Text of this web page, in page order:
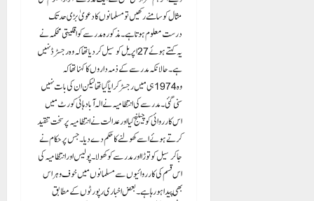
مثال کو سامنے رکھیں تو مسلمانوں کا دعویٰ بڑی حد تک
درست معلوم ہوتا ہے۔ مذکورہ مدرسے کو اقلیتی محکمہ نے
یہ کہتے ہوئے 27 اپریل کو سیل کر دیا تھا کہ وہ رجسٹرڈ نہیں
ہے۔ حالانکہ مدرسے کے ذمہ داروں کا کہنا تھا کہ
وہ 1974 ہی میں رجسٹر کرایا گیا تھا لیکن ان کی بات نہیں
سنی گئی۔ مدرسے کی انتظامیہ نے الہ آباد ہائی کورٹ میں
اس کارروائی کو چیلنج کیا اور عدالت نے انتظامیہ پر سخت تنقید
کرتے ہوئے اسے کھولنے کا حکم دے دیا۔ جس پر حکام نے
جا کر سیل کو توڑا اور مدرسے کو کھولا۔ پولیس اور انتظامیہ کی
اس قسم کی کارروائیوں سے مسلمانوں میں خوف و ہراس
بھی پیدا ہو رہا ہے۔ بعض اخباری رپورٹوں کے مطابق